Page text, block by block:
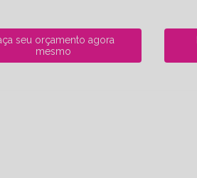
seu orçamento agora
mesmo